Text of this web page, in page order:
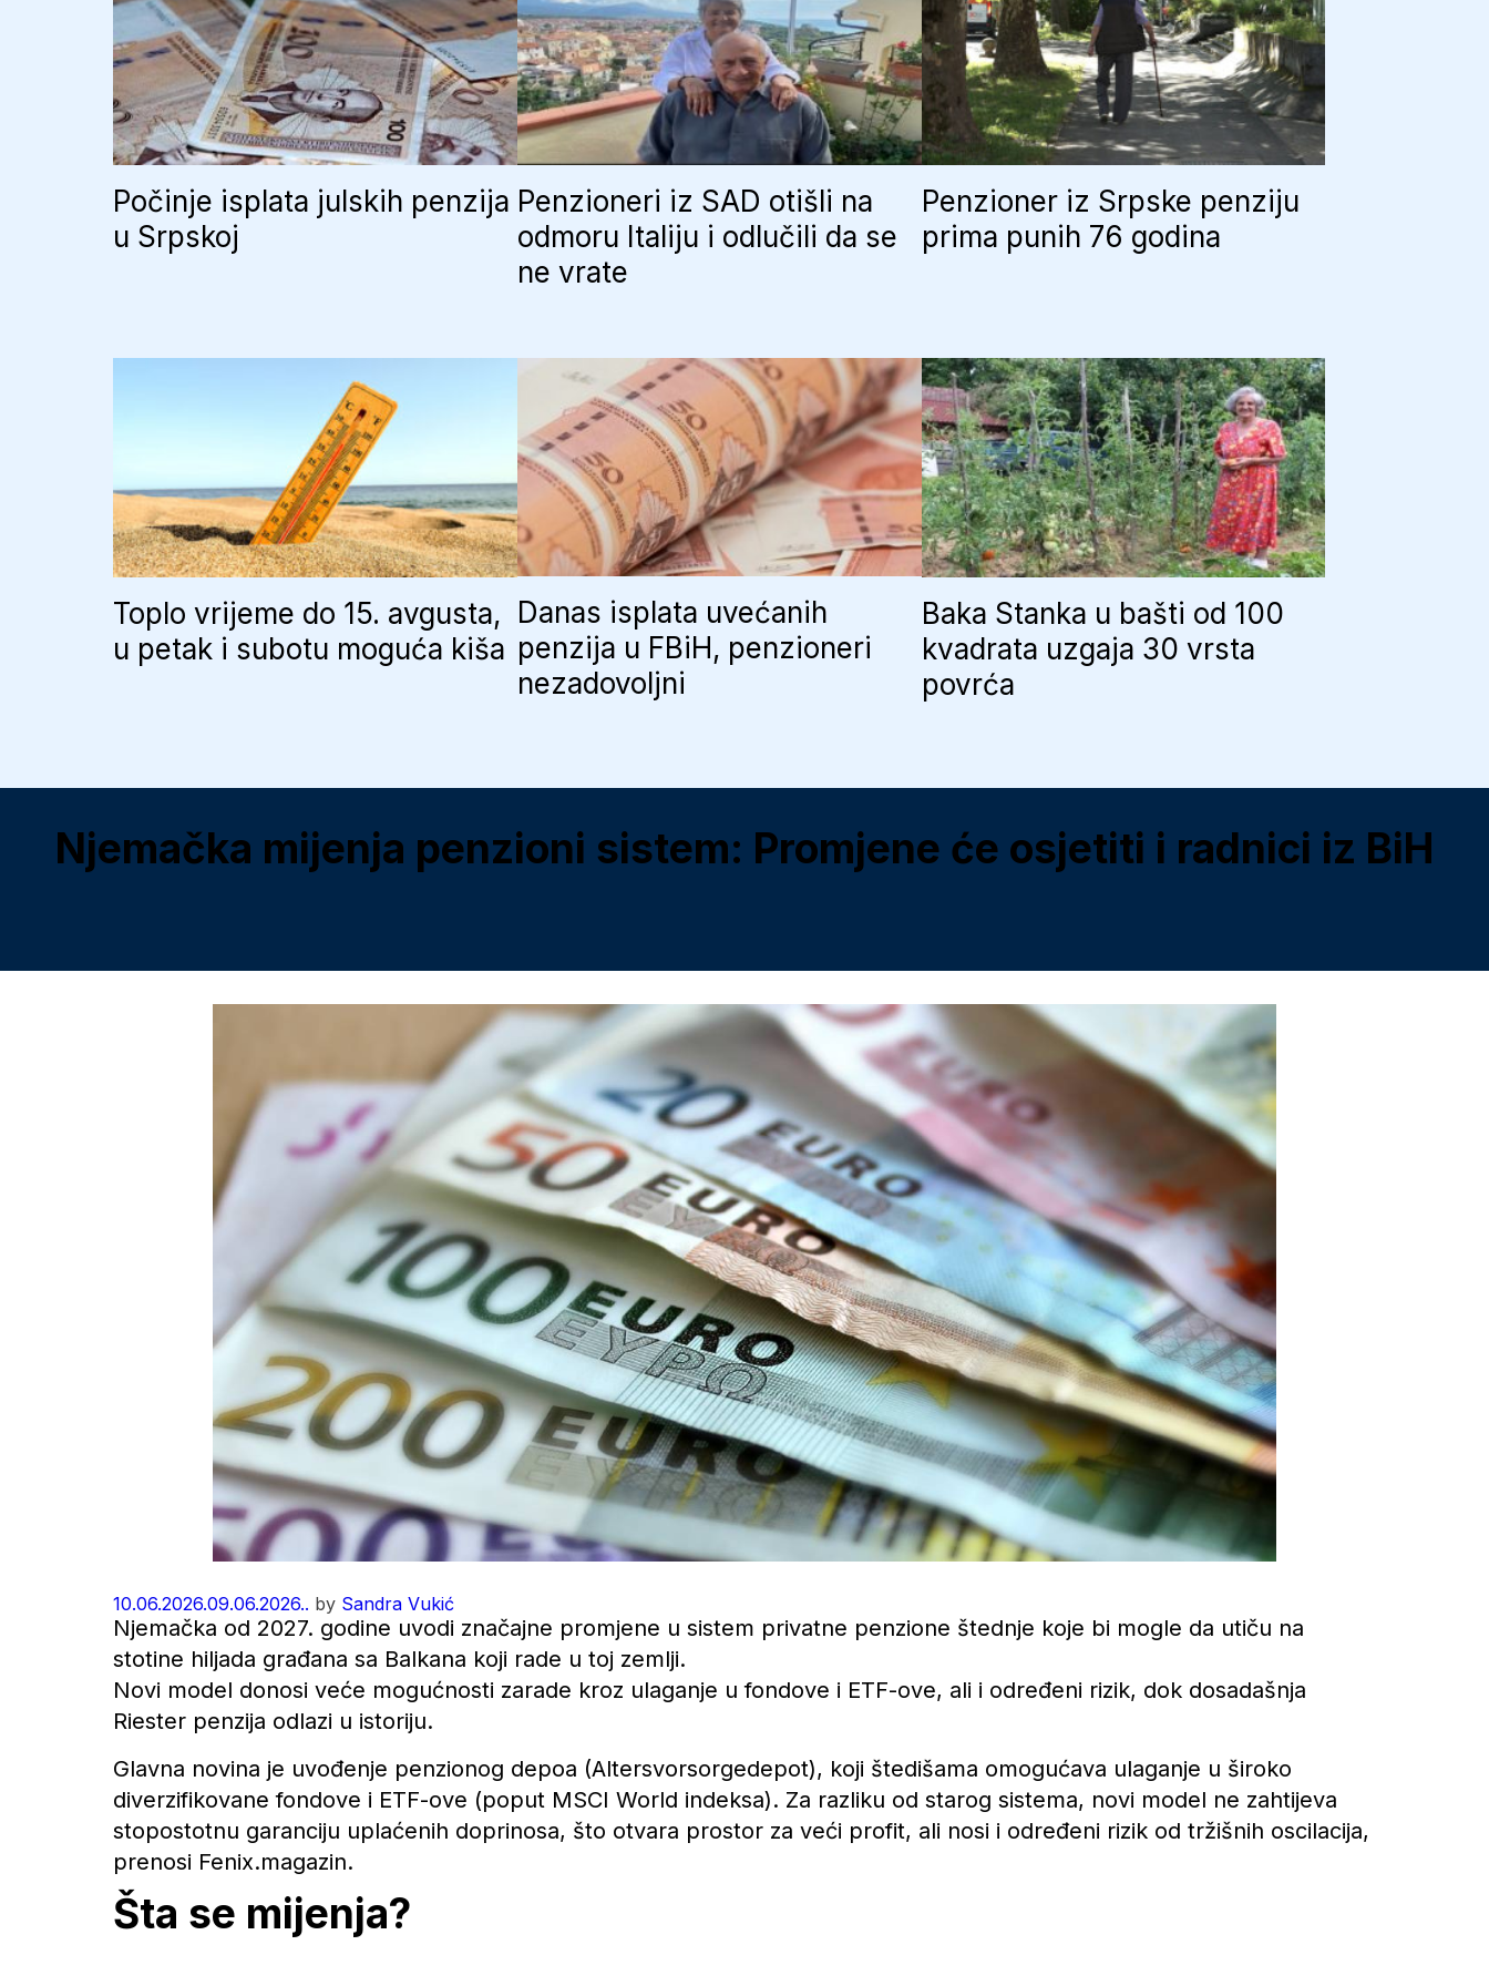
Počinje isplata julskih penzija
u Srpskoj
Penzioneri iz SAD otišli na
odmoru Italiju i odlučili da se
ne vrate
Penzioner iz Srpske penziju
prima punih 76 godina
Toplo vrijeme do 15. avgusta,
u petak i subotu moguća kiša
Danas isplata uvećanih
penzija u FBiH, penzioneri
nezadovoljni
Baka Stanka u bašti od 100
kvadrata uzgaja 30 vrsta
povrća
Njemačka mijenja penzioni sistem: Promjene će osjetiti i radnici iz BiH
10.06.2026.09.06.2026.. by Sandra Vukić
Njemačka od 2027. godine uvodi značajne promjene u sistem privatne penzione štednje koje bi mogle da utiču na
stotine hiljada građana sa Balkana koji rade u toj zemlji.
Novi model donosi veće mogućnosti zarade kroz ulaganje u fondove i ETF-ove, ali i određeni rizik, dok dosadašnja
Riester penzija odlazi u istoriju.
Glavna novina je uvođenje penzionog depoa (Altersvorsorgedepot), koji štedišama omogućava ulaganje u široko
diverzifikovane fondove i ETF-ove (poput MSCI World indeksa). Za razliku od starog sistema, novi model ne zahtijeva
stopostotnu garanciju uplaćenih doprinosa, što otvara prostor za veći profit, ali nosi i određeni rizik od tržišnih oscilacija,
prenosi Fenix.magazin.
Šta se mijenja?